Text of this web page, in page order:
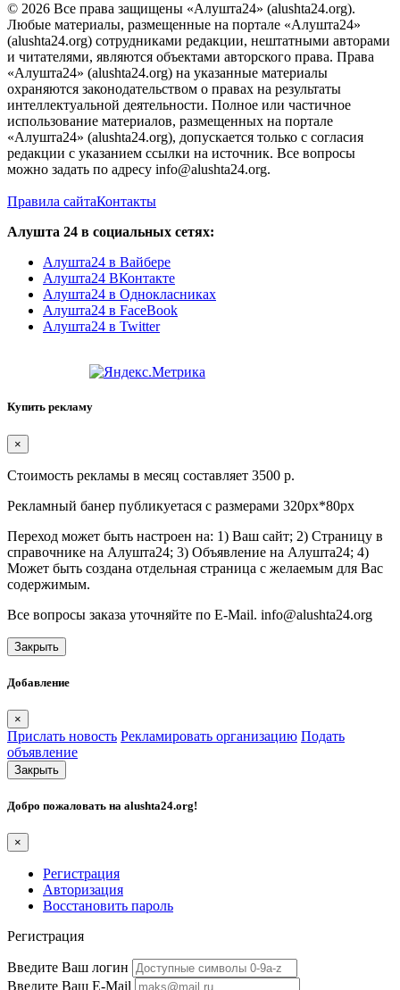
© 2026 Все права защищены «Алушта24» (alushta24.org).
Любые материалы, размещенные на портале «Алушта24»
(alushta24.org) сотрудниками редакции, нештатными авторами
и читателями, являются объектами авторского права. Права
«Алушта24» (alushta24.org) на указанные материалы
охраняются законодательством о правах на результаты
интеллектуальной деятельности. Полное или частичное
использование материалов, размещенных на портале
«Алушта24» (alushta24.org), допускается только с согласия
редакции с указанием ссылки на источник. Все вопросы
можно задать по адресу info@alushta24.org.
Правила сайтаКонтакты
Алушта 24 в социальных сетях:
Алушта24 в Вайбере
Алушта24 ВКонтакте
Алушта24 в Однокласниках
Алушта24 в FaceBook
Алушта24 в Twitter
Купить рекламу
×
Стоимость рекламы в месяц составляет 3500 р.
Рекламный банер публикуетася с размерами 320px*80px
Переход может быть настроен на: 1) Ваш сайт; 2) Страницу в
справочнике на Алушта24; 3) Объявление на Алушта24; 4)
Может быть создана отдельная страница с желаемым для Вас
содержимым.
Все вопросы заказа уточняйте по E-Mail. info@alushta24.org
Закрыть
Добавление
×
Прислать новость Рекламировать организацию Подать
объявление
Закрыть
Добро пожаловать на alushta24.org!
×
Регистрация
Авторизация
Восстановить пароль
Регистрация
Введите Ваш логин
Введите Ваш E-Mail